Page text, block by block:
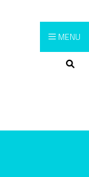
Hoofdmenu
MENU